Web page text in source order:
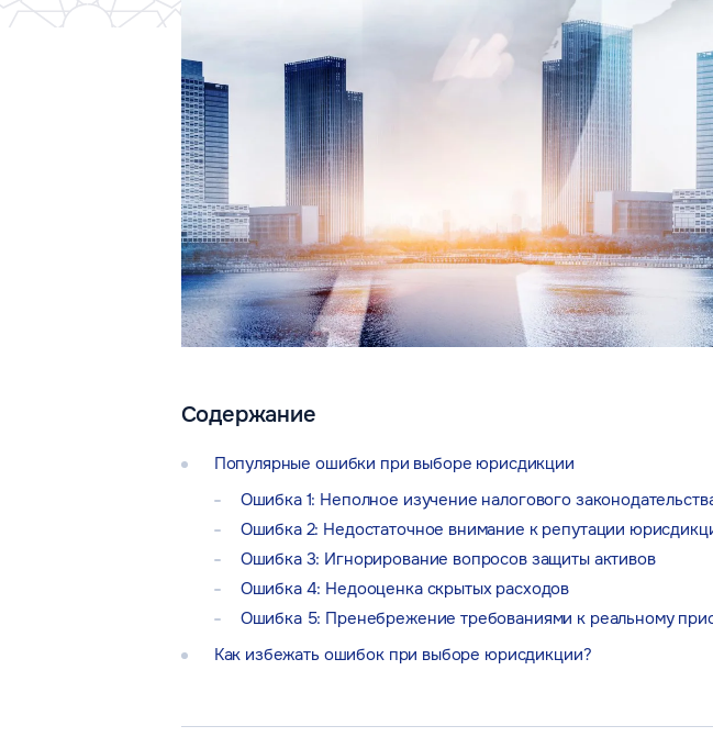
Содержание
Популярные ошибки при выборе юрисдикции
Ошибка 1: Неполное изучение налогового
Ошибка 2: Недостаточное внимание к репутации
Ошибка 3: Игнорирование вопросов защиты активов
Ошибка 4: Недооценка скрытых расходов
Ошибка 5: Пренебрежение требованиями к реальному
Как избежать ошибок при выборе юрисдикции?